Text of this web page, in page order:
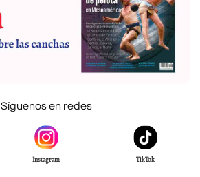
Síguenos en redes
Instagram TikTok